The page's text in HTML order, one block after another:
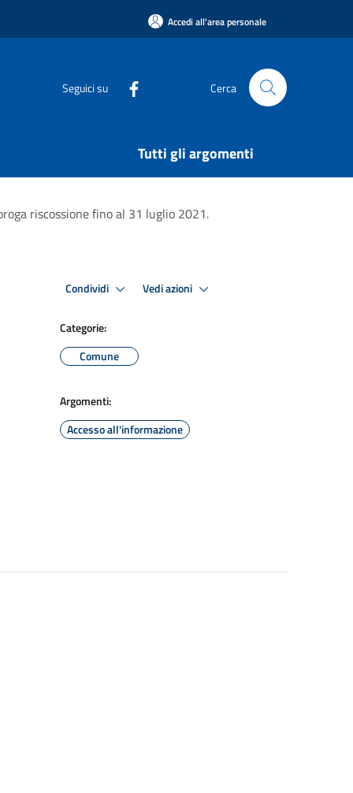
Accedi all'area personale
Seguici su Cerca
Tutti gli argomenti
riscossione fino al 31 luglio 2021.
Condividi Vedi azioni
Categorie:
Comune
Argomenti:
Accesso all'informazione